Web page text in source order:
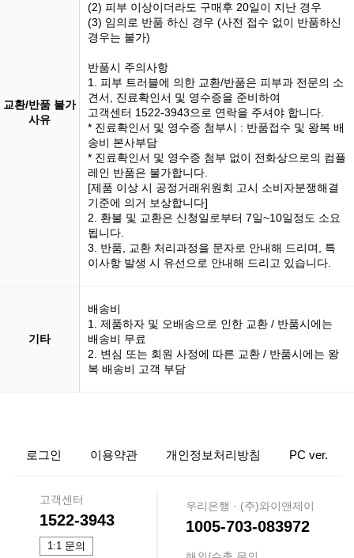
교환/반품 불가
사유
(2) 피부 이상이더라도 구매후 20일이 지난 경우
(3) 임의로 반품 하신 경우 (사전 접수 없이 반품하신
경우는 불가)
반품시 주의사항
1. 피부 트러블에 의한 교환/반품은 피부과 전문의 소
견서, 진료확인서 및 영수증을 준비하여
고객센터 1522-3943으로 연락을 주셔야 합니다.
* 진료확인서 및 영수증 첨부시 : 반품접수 및 왕복 배
송비 본사부담
* 진료확인서 및 영수증 첨부 없이 전화상으로의 컴플
레인 반품은 불가합니다.
[제품 이상 시 공정거래위원회 고시 소비자분쟁해결
기준에 의거 보상합니다]
2. 환불 및 교환은 신청일로부터 7일~10일정도 소요
됩니다.
3. 반품, 교환 처리과정을 문자로 안내해 드리며, 특
이사항 발생 시 유선으로 안내해 드리고 있습니다.
기타
배송비
1. 제품하자 및 오배송으로 인한 교환 / 반품시에는
배송비 무료
2. 변심 또는 회원 사정에 따른 교환 / 반품시에는 왕
복 배송비 고객 부담
로그인 이용약관 개인정보처리방침 PC ver.
고객센터
1522-3943
1:1 문의
우리은행 · (주)와이앤제이
1005-703-083972